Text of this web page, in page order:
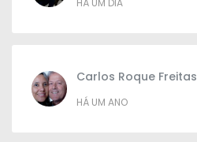
HÁ UM DIA
Carlos Roque Freitas
HÁ UM ANO